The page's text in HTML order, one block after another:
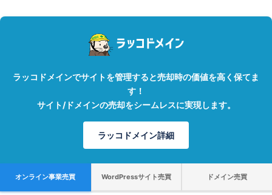
ラッコドメインでサイトを管理すると売却時の価値を高く保てま
す！
サイト/ドメインの売却をシームレスに実現します。
ラッコドメイン詳細
オンライン事業売買 WordPressサイト売買 ドメイン売買